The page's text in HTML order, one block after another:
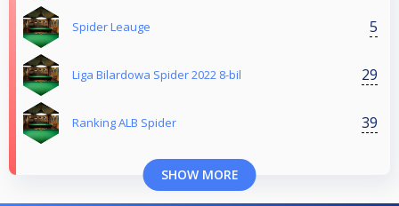
Spider Leauge 5
Liga Bilardowa Spider 2022 8-bil 29
Ranking ALB Spider 39
SHOW MORE